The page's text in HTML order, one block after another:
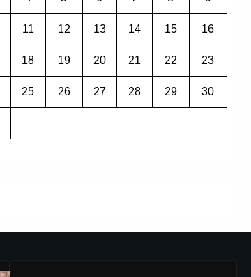
11 12 13 14 15 16
18 19 20 21 22 23
25 26 27 28 29 30